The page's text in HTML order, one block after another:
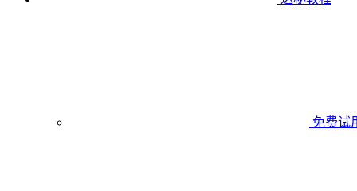
免费试